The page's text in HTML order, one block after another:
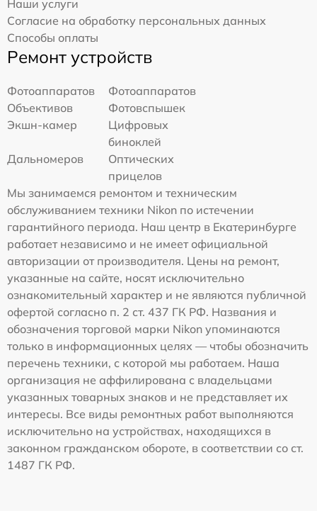
Наши услуги
Согласие на обработку персональных данных
Способы оплаты
Ремонт устройств
Фотоаппаратов
Фотоаппаратов
Объективов
Фотовспышек
Экшн-камер
Цифровых
биноклей
Дальномеров
Оптических
прицелов
Мы занимаемся ремонтом и техническим
обслуживанием техники Nikon по истечении
гарантийного периода. Наш центр в Екатеринбурге
работает независимо и не имеет официальной
авторизации от производителя. Цены на ремонт,
указанные на сайте, носят исключительно
ознакомительный характер и не являются публичной
офертой согласно п. 2 ст. 437 ГК РФ. Названия и
обозначения торговой марки Nikon упоминаются
только в информационных целях — чтобы обозначить
перечень техники, с которой мы работаем. Наша
организация не аффилирована с владельцами
указанных товарных знаков и не представляет их
интересы. Все виды ремонтных работ выполняются
исключительно на устройствах, находящихся в
законном гражданском обороте, в соответствии со ст.
1487 ГК РФ.